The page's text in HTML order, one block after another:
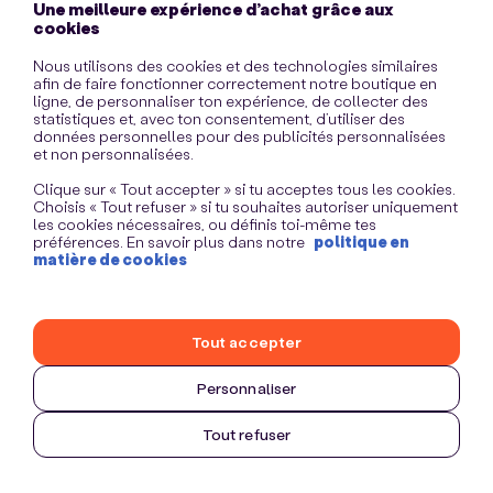
Une meilleure expérience d’achat grâce aux
cookies
Nous utilisons des cookies et des technologies similaires
afin de faire fonctionner correctement notre boutique en
ligne, de personnaliser ton expérience, de collecter des
statistiques et, avec ton consentement, d’utiliser des
données personnelles pour des publicités personnalisées
et non personnalisées.
Clique sur « Tout accepter » si tu acceptes tous les cookies.
Choisis « Tout refuser » si tu souhaites autoriser uniquement
les cookies nécessaires, ou définis toi-même tes
préférences. En savoir plus dans notre politique en
matière de cookies
Personnaliser
Tout refuser
Tout accepter